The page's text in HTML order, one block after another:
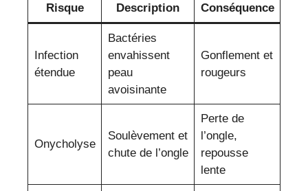
Risque Description Conséquence
Infection
étendue
Bactéries
envahissent
peau
avoisinante
Gonflement et
rougeurs
Onycholyse
Soulèvement et
chute de l’ongle
Perte de
l’ongle,
repousse
lente